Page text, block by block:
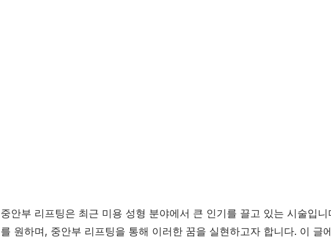
중안부 리프팅은 최근 미용 성형 분야에서 큰 인기를 끌고 있는 시술입
를 원하며, 중안부 리프팅을 통해 이러한 꿈을 실현하고자 합니다. 이 글